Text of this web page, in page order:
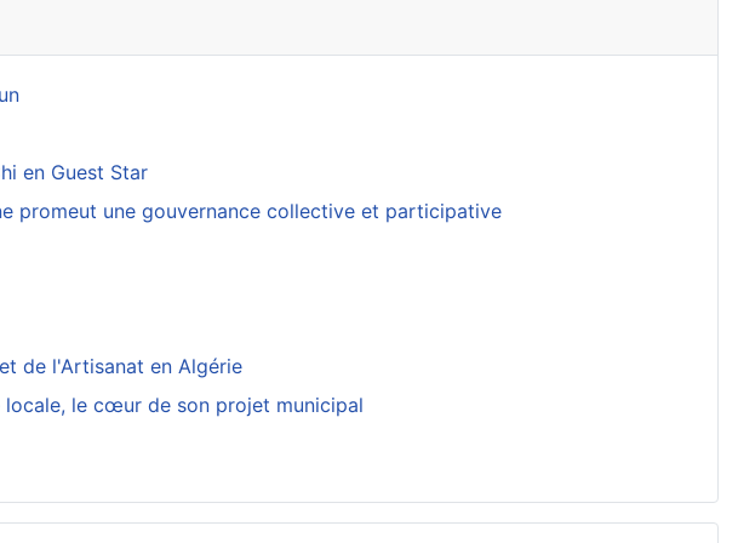
en Guest Star
promeut une gouvernance collective et participative
de l'Artisanat en Algérie
le cœur de son projet municipal